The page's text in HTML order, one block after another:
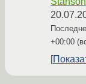
+00:00